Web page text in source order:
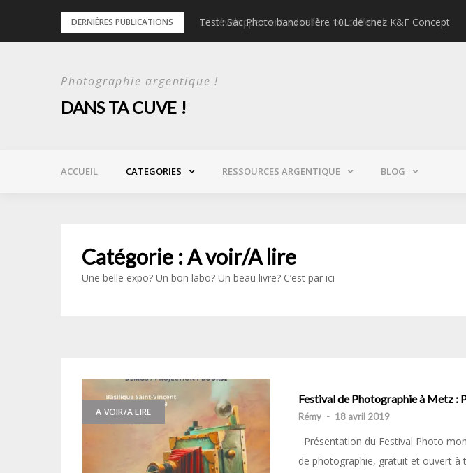
DERNIÈRES PUBLICATIONS Test : Sac Photo bandoulière 10L de chez K&F Concept
Photographie argentique !
DANS TA CUVE !
ACCUEIL CATEGORIES RESSOURCES ARGENTIQUE BLOG
Catégorie :A voir/A lire
Une belle expo? Un bon labo? Un beau livre? C’est par ici
A VOIR/A LIRE
Festival de Photographie à Metz :
Rémy - 18 avril 2019
Présentation du Festival Photo
de photographie, gratuit et ouvert à